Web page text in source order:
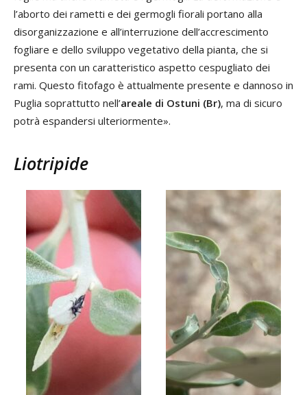
l’aborto dei rametti e dei germogli fiorali portano alla
disorganizzazione e all’interruzione dell’accrescimento
fogliare e dello sviluppo vegetativo della pianta, che si
presenta con un caratteristico aspetto cespugliato dei
rami. Questo fitofago è attualmente presente e dannoso in
Puglia soprattutto nell’areale di Ostuni (Br), ma di sicuro
potrà espandersi ulteriormente».
Liotripide